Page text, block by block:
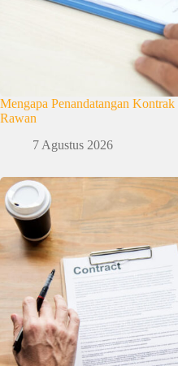
Mengapa Penandatangan
Rawan
7 Agustus 2026